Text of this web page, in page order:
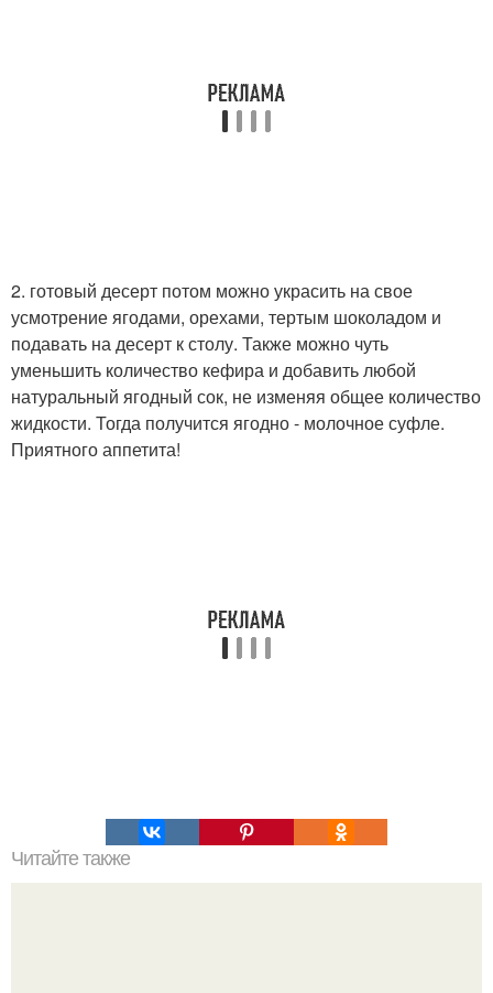
2. готовый десерт потом можно украсить на свое
усмотрение ягодами, орехами, тертым шоколадом и
подавать на десерт к столу. Также можно чуть
уменьшить количество кефира и добавить любой
натуральный ягодный сок, не изменяя общее количество
жидкости. Тогда получится ягодно - молочное суфле.
Приятного аппетита!
Читайте также